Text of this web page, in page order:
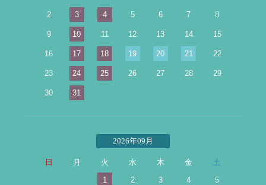
2 3 4 5 6 7 8
9 10 11 12 13 14 15
16 17 18 19 20 21 22
23 24 25 26 27 28 29
30 31
2026年09月
日 月 火 水 木 金
土
1
2 3 4 5